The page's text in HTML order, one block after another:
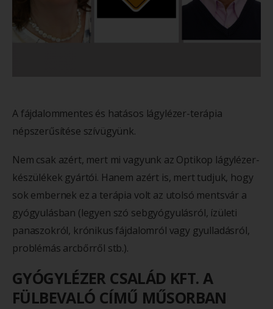
A fájdalommentes és hatásos lágylézer-terápia
népszerűsítése szívügyünk.
Nem csak azért, mert mi vagyunk az Optikop lágylézer-
készülékek gyártói. Hanem azért is, mert tudjuk, hogy
sok embernek ez a terápia volt az utolsó mentsvár a
gyógyulásban (legyen szó sebgyógyulásról, ízületi
panaszokról, krónikus fájdalomról vagy gyulladásról,
problémás arcbőrről stb.).
GYÓGYLÉZER CSALÁD KFT. A
FÜLBEVALÓ CÍMŰ MŰSORBAN